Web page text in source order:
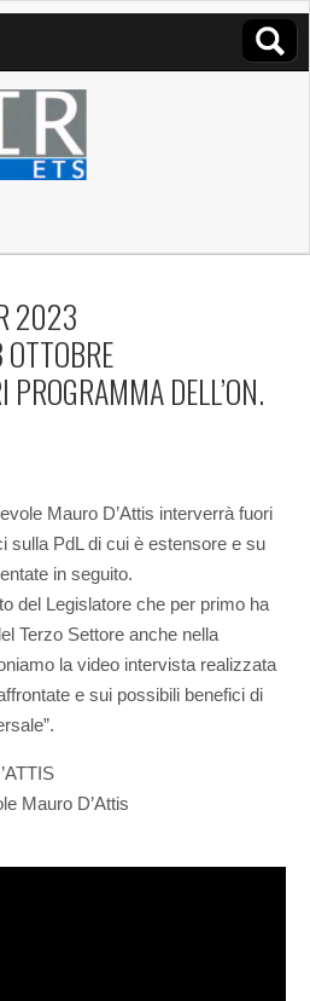
NADIR
2023
DELL’ON.
Mauro D’Attis interverrà fuori
sulla PdL di cui è estensore e su
in seguito.
del Legislatore che per primo ha
Terzo Settore anche nella
la video intervista realizzata
e sui possibili benefici di
Mauro D’Attis